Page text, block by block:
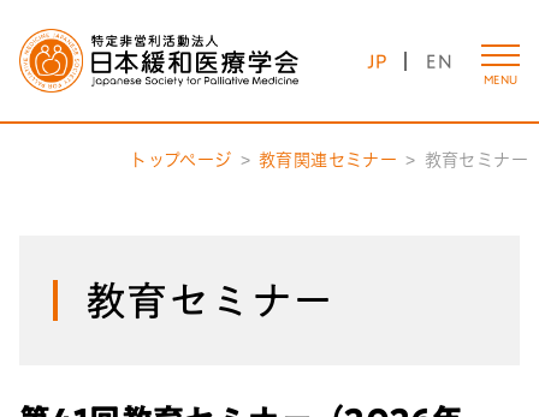
JP EN
MENU
トップページ 教育関連セミナー 教育セミナー
教育セミナー